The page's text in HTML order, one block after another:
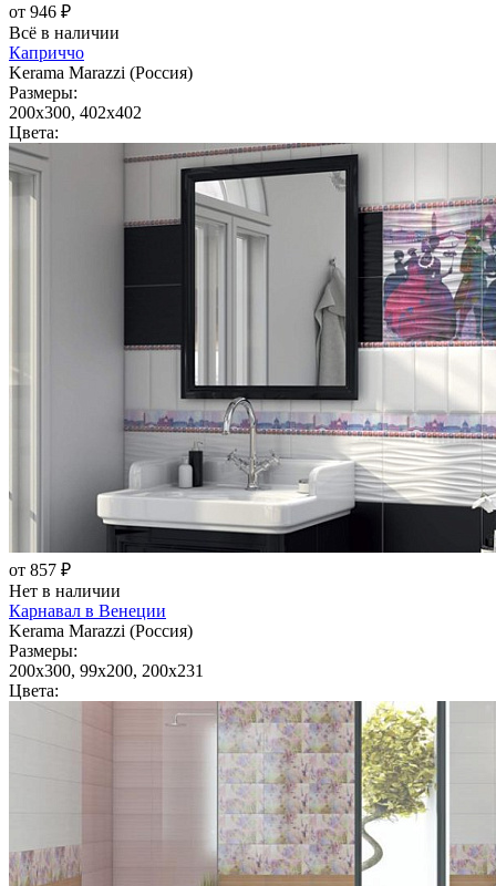
от 946 ₽
Всё в наличии
Каприччо
Kerama Marazzi (Россия)
Размеры:
200x300, 402x402
Цвета:
от 857 ₽
Нет в наличии
Карнавал в Венеции
Kerama Marazzi (Россия)
Размеры:
200x300, 99x200, 200x231
Цвета: